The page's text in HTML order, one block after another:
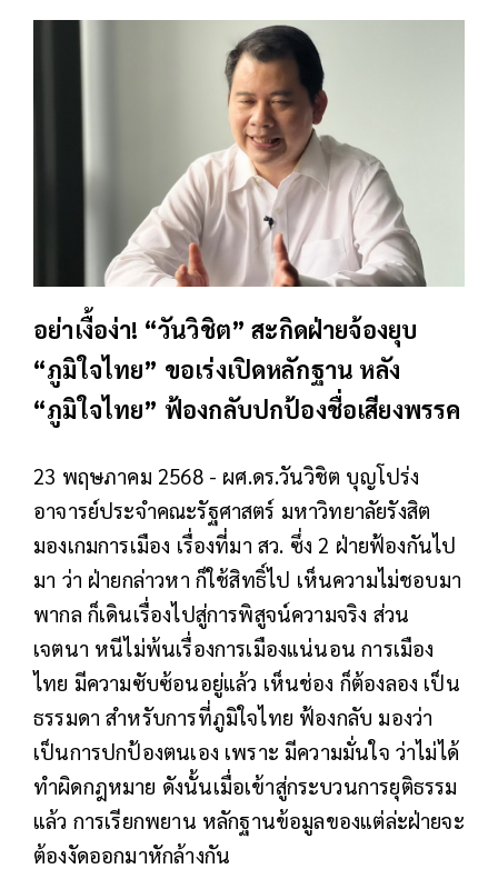
อย่าเงื้อง่า! “วันวิชิต” สะกิดฝ่ายจ้องยุบ
“ภูมิใจไทย” ขอเร่งเปิดหลักฐาน หลัง
“ภูมิใจไทย” ฟ้องกลับปกป้องชื่อเสียงพรรค
23 พฤษภาคม 2568 - ผศ.ดร.วันวิชิต บุญโปร่ง
อาจารย์ประจำคณะรัฐศาสตร์ มหาวิทยาลัยรังสิต
มองเกมการเมือง เรื่องที่มา สว. ซึ่ง 2 ฝ่ายฟ้องกันไป
มา ว่า ฝ่ายกล่าวหา ก็ใช้สิทธิ์ไป เห็นความไม่ชอบมา
พากล ก็เดินเรื่องไปสู่การพิสูจน์ความจริง ส่วน
เจตนา หนีไม่พ้นเรื่องการเมืองแน่นอน การเมือง
ไทย มีความซับซ้อนอยู่แล้ว เห็นช่อง ก็ต้องลอง เป็น
ธรรมดา สำหรับการที่ภูมิใจไทย ฟ้องกลับ มองว่า
เป็นการปกป้องตนเอง เพราะ มีความมั่นใจ ว่าไม่ได้
ทำผิดกฎหมาย ดังนั้นเมื่อเข้าสู่กระบวนการยุติธรรม
แล้ว การเรียกพยาน หลักฐานข้อมูลของแต่ล่ะฝ่ายจะ
ต้องงัดออกมาหักล้างกัน